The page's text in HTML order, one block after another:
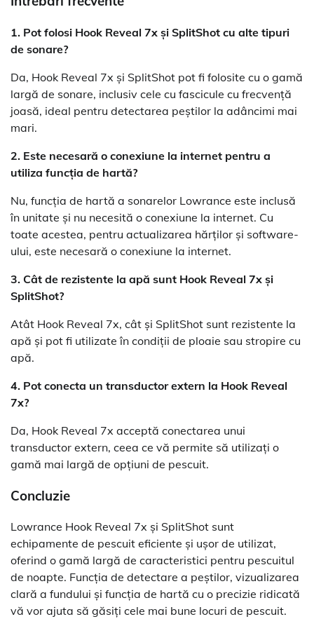
1. Pot folosi Hook Reveal 7x și SplitShot cu alte tipuri
de sonare?
Da, Hook Reveal 7x și SplitShot pot fi folosite cu o gamă
largă de sonare, inclusiv cele cu fascicule cu frecvență
joasă, ideal pentru detectarea peștilor la adâncimi mai
mari.
2. Este necesară o conexiune la internet pentru a
utiliza funcția de hartă?
Nu, funcția de hartă a sonarelor Lowrance este inclusă
în unitate și nu necesită o conexiune la internet. Cu
toate acestea, pentru actualizarea hărților și software-
ului, este necesară o conexiune la internet.
3. Cât de rezistente la apă sunt Hook Reveal 7x și
SplitShot?
Atât Hook Reveal 7x, cât și SplitShot sunt rezistente la
apă și pot fi utilizate în condiții de ploaie sau stropire cu
apă.
4. Pot conecta un transductor extern la Hook Reveal
7x?
Da, Hook Reveal 7x acceptă conectarea unui
transductor extern, ceea ce vă permite să utilizați o
gamă mai largă de opțiuni de pescuit.
Concluzie
Lowrance Hook Reveal 7x și SplitShot sunt
echipamente de pescuit eficiente și ușor de utilizat,
oferind o gamă largă de caracteristici pentru pescuitul
de noapte. Funcția de detectare a peștilor, vizualizarea
clară a fundului și funcția de hartă cu o precizie ridicată
vă vor ajuta să găsiți cele mai bune locuri de pescuit.